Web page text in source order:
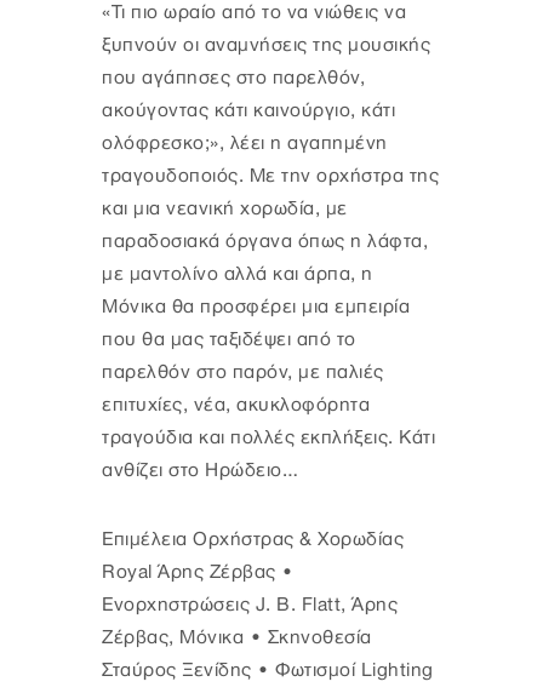
«Τι πιο ωραίο από το να νιώθεις να
ξυπνούν οι αναμνήσεις της μουσικής
που αγάπησες στο παρελθόν,
ακούγοντας κάτι καινούργιο, κάτι
ολόφρεσκο;», λέει η αγαπημένη
τραγουδοποιός. Με την ορχήστρα της
και μια νεανική χορωδία, με
παραδοσιακά όργανα όπως η λάφτα,
με μαντολίνο αλλά και άρπα, η
Μόνικα θα προσφέρει μια εμπειρία
που θα μας ταξιδέψει από το
παρελθόν στο παρόν, με παλιές
επιτυχίες, νέα, ακυκλοφόρητα
τραγούδια και πολλές εκπλήξεις. Κάτι
ανθίζει στο Ηρώδειο…
Επιμέλεια Ορχήστρας & Χορωδίας
Royal Άρης Ζέρβας •
Ενορχηστρώσεις J. B. Flatt, Άρης
Ζέρβας, Μόνικα • Σκηνοθεσία
Σταύρος Ξενίδης • Φωτισμοί Lighting